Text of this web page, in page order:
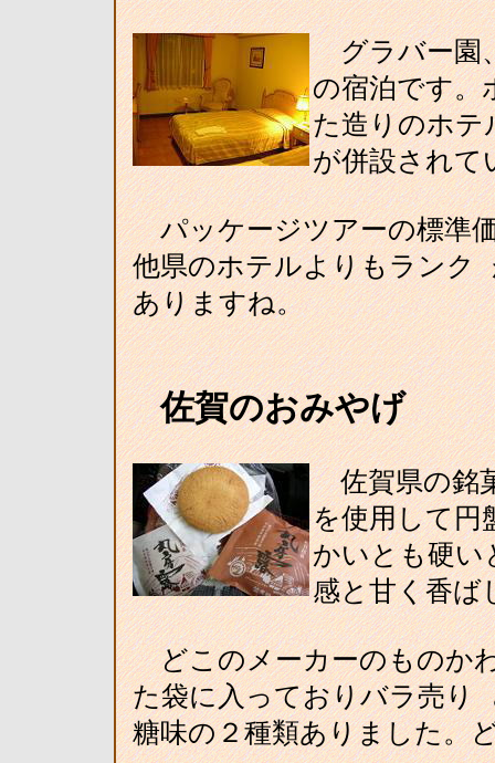
グラバー園
の宿泊です。
た造りのホテ
が併設されて
パッケージツアーの標準
他県のホテルよりもランク
ありますね。
佐賀のおみやげ
佐賀県の銘
を使用して円
かいとも硬い
感と甘く香ば
どこのメーカーのものか
た袋に入っておりバラ売り
糖味の２種類ありました。